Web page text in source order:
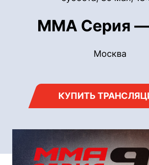
ММА Серия —
Москва
КУПИТЬ